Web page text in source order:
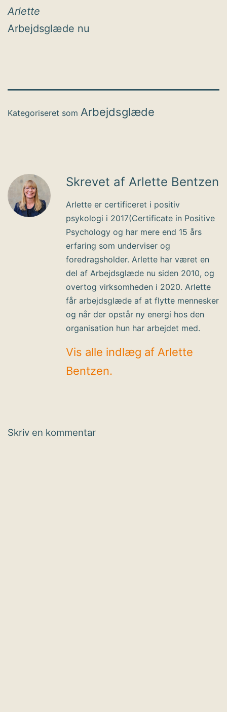
Arlette
Arbejdsglæde nu
Kategoriseret som Arbejdsglæde
Skrevet af Arlette Bentzen
Arlette er certificeret i positiv
psykologi i 2017(Certificate in Positive
Psychology og har mere end 15 års
erfaring som underviser og
foredragsholder. Arlette har været en
del af Arbejdsglæde nu siden 2010, og
overtog virksomheden i 2020. Arlette
får arbejdsglæde af at flytte mennesker
og når der opstår ny energi hos den
organisation hun har arbejdet med.
Vis alle indlæg af Arlette
Bentzen.
Skriv en kommentar